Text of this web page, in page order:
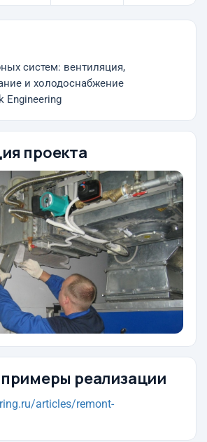
систем: вентиляция,
и холодоснабжение
Engineering
проекта
реализации
articles/remont-